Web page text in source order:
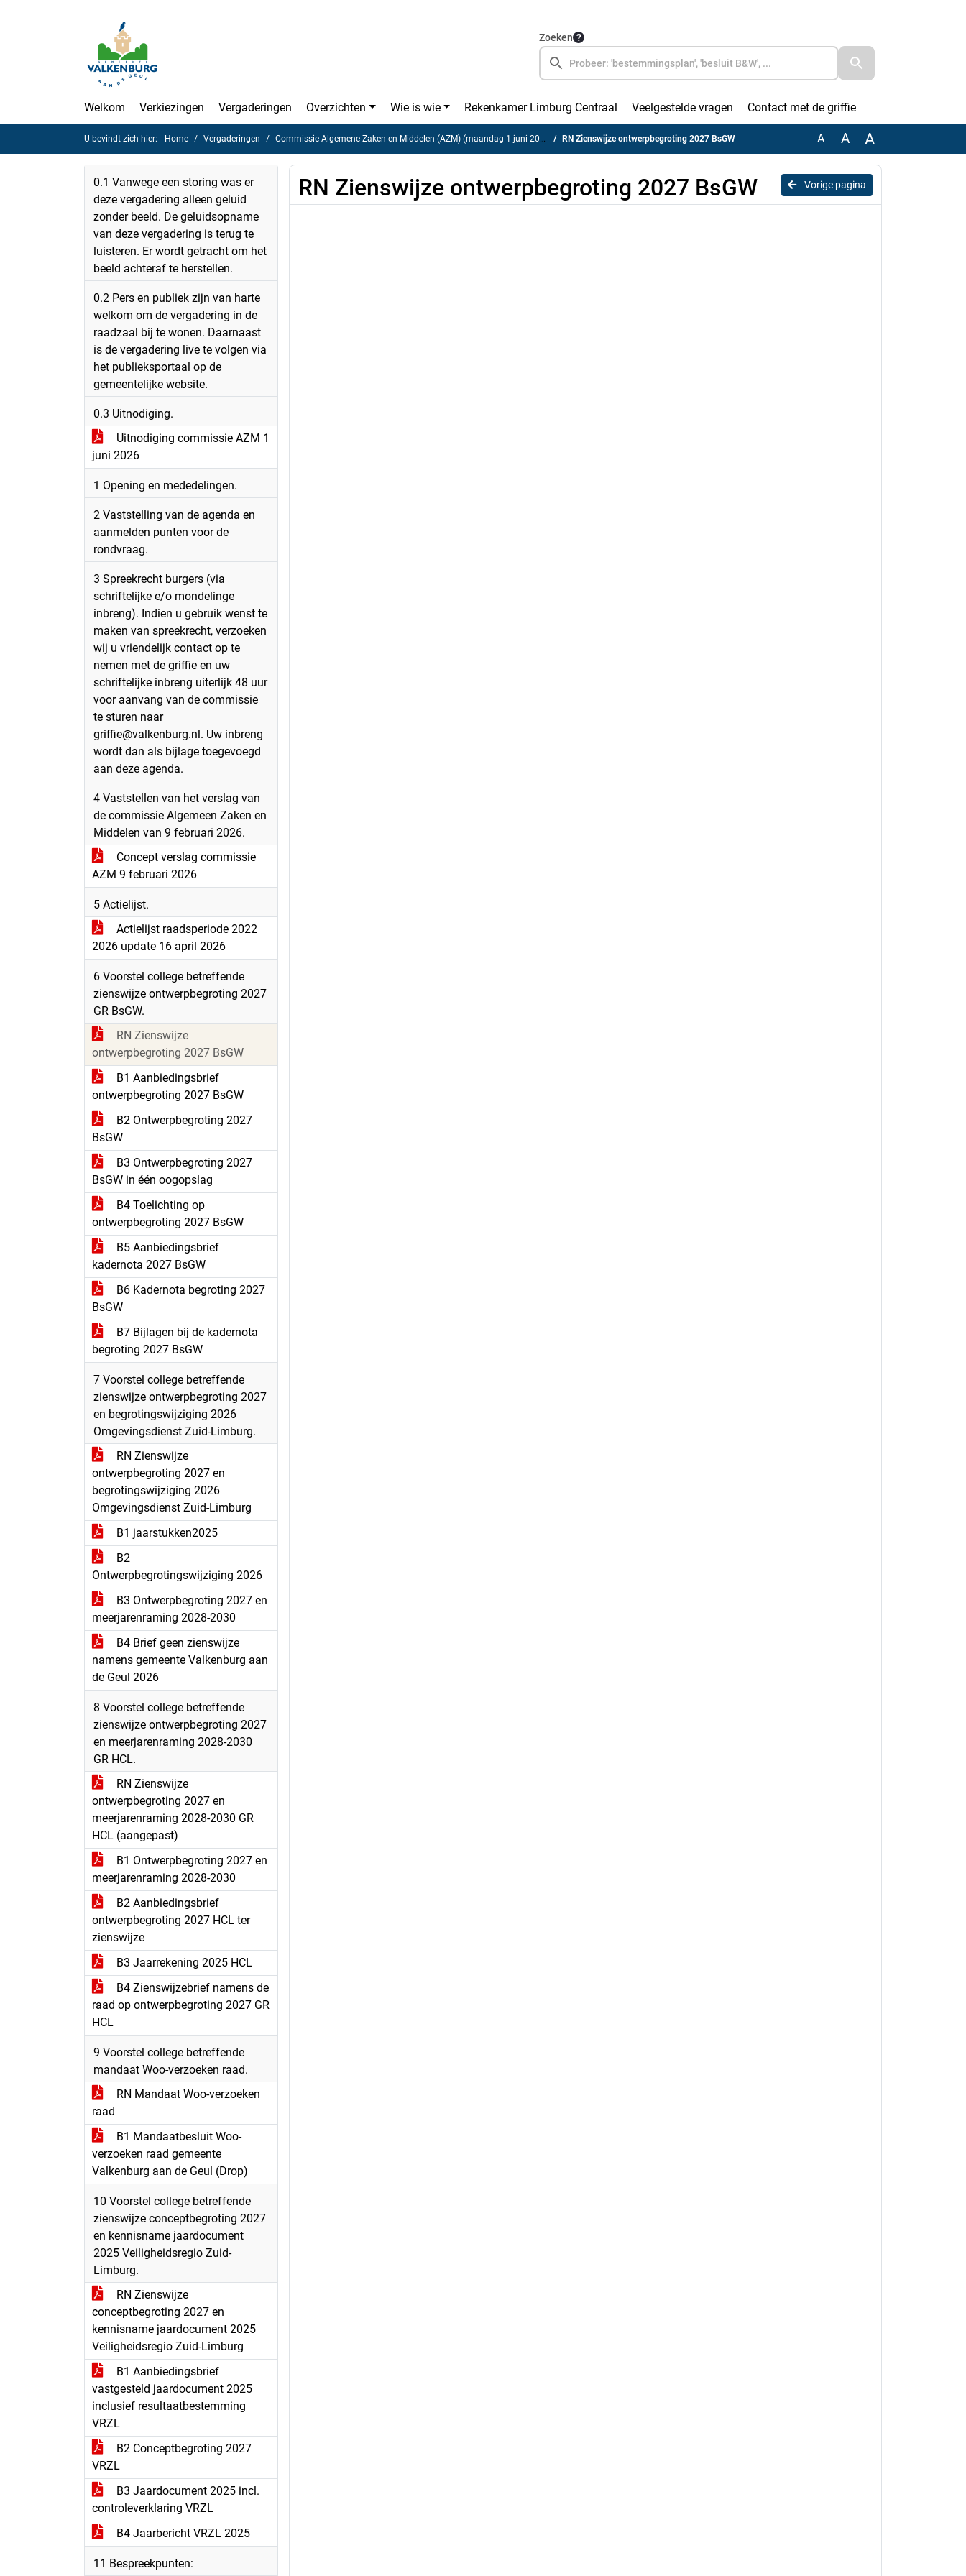
Zoeken
Welkom Verkiezingen Vergaderingen Overzichten Wie is wie Rekenkamer Limburg Centraal Veelgestelde vragen Contact met de griffie
U bevindt zich hier: Home Vergaderingen Commissie Algemene Zaken en Middelen (AZM) (maandag 1 juni 2026) RN Zienswijze ontwerpbegroting 2027 BsGW A A A
0.1 Vanwege een storing was er
deze vergadering alleen geluid
zonder beeld. De geluidsopname
van deze vergadering is terug te
luisteren. Er wordt getracht om het
beeld achteraf te herstellen.
0.2 Pers en publiek zijn van harte
welkom om de vergadering in de
raadzaal bij te wonen. Daarnaast
is de vergadering live te volgen via
het publieksportaal op de
gemeentelijke website.
0.3 Uitnodiging.
Uitnodiging commissie AZM 1
juni 2026
1 Opening en mededelingen.
2 Vaststelling van de agenda en
aanmelden punten voor de
rondvraag.
3 Spreekrecht burgers (via
schriftelijke e/o mondelinge
inbreng). Indien u gebruik wenst te
maken van spreekrecht, verzoeken
wij u vriendelijk contact op te
nemen met de griffie en uw
schriftelijke inbreng uiterlijk 48 uur
voor aanvang van de commissie
te sturen naar
griffie@valkenburg.nl. Uw inbreng
wordt dan als bijlage toegevoegd
aan deze agenda.
4 Vaststellen van het verslag van
de commissie Algemeen Zaken en
Middelen van 9 februari 2026.
Concept verslag commissie
AZM 9 februari 2026
5 Actielijst.
Actielijst raadsperiode 2022
2026 update 16 april 2026
6 Voorstel college betreffende
zienswijze ontwerpbegroting 2027
GR BsGW.
RN Zienswijze
ontwerpbegroting 2027 BsGW
B1 Aanbiedingsbrief
ontwerpbegroting 2027 BsGW
B2 Ontwerpbegroting 2027
BsGW
B3 Ontwerpbegroting 2027
BsGW in één oogopslag
B4 Toelichting op
ontwerpbegroting 2027 BsGW
B5 Aanbiedingsbrief
kadernota 2027 BsGW
B6 Kadernota begroting 2027
BsGW
B7 Bijlagen bij de kadernota
begroting 2027 BsGW
7 Voorstel college betreffende
zienswijze ontwerpbegroting 2027
en begrotingswijziging 2026
Omgevingsdienst Zuid-Limburg.
RN Zienswijze
ontwerpbegroting 2027 en
begrotingswijziging 2026
Omgevingsdienst Zuid-Limburg
B1 jaarstukken2025
B2
Ontwerpbegrotingswijziging 2026
B3 Ontwerpbegroting 2027 en
meerjarenraming 2028-2030
B4 Brief geen zienswijze
namens gemeente Valkenburg aan
de Geul 2026
8 Voorstel college betreffende
zienswijze ontwerpbegroting 2027
en meerjarenraming 2028-2030
GR HCL.
RN Zienswijze
ontwerpbegroting 2027 en
meerjarenraming 2028-2030 GR
HCL (aangepast)
B1 Ontwerpbegroting 2027 en
meerjarenraming 2028-2030
B2 Aanbiedingsbrief
ontwerpbegroting 2027 HCL ter
zienswijze
B3 Jaarrekening 2025 HCL
B4 Zienswijzebrief namens de
raad op ontwerpbegroting 2027 GR
HCL
9 Voorstel college betreffende
mandaat Woo-verzoeken raad.
RN Mandaat Woo-verzoeken
raad
B1 Mandaatbesluit Woo-
verzoeken raad gemeente
Valkenburg aan de Geul (Drop)
10 Voorstel college betreffende
zienswijze conceptbegroting 2027
en kennisname jaardocument
2025 Veiligheidsregio Zuid-
Limburg.
RN Zienswijze
conceptbegroting 2027 en
kennisname jaardocument 2025
Veiligheidsregio Zuid-Limburg
B1 Aanbiedingsbrief
vastgesteld jaardocument 2025
inclusief resultaatbestemming
VRZL
B2 Conceptbegroting 2027
VRZL
B3 Jaardocument 2025 incl.
controleverklaring VRZL
B4 Jaarbericht VRZL 2025
11 Bespreekpunten:
Vorige pagina
RN Zienswijze ontwerpbegroting 2027 BsGW